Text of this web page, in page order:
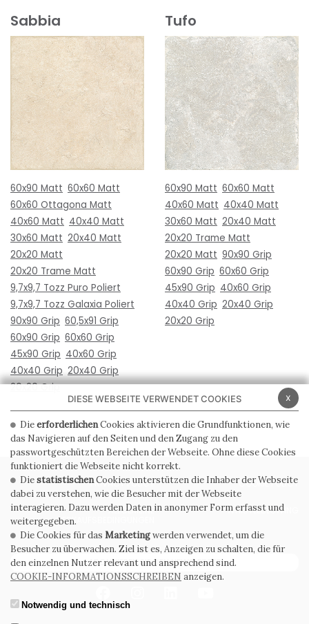
Sabbia
60x90 Matt 60x60 Matt
60x60 Ottagona Matt
40x60 Matt 40x40 Matt
30x60 Matt 20x40 Matt
20x20 Matt
20x20 Trame Matt
9,7x9,7 Tozz Puro Poliert
9,7x9,7 Tozz Galaxia Poliert
90x90 Grip 60,5x91 Grip
60x90 Grip 60x60 Grip
45x90 Grip 40x60 Grip
40x40 Grip 20x40 Grip
20x20 Grip
Tufo
60x90 Matt 60x60 Matt
40x60 Matt 40x40 Matt
30x60 Matt 20x40 Matt
20x20 Trame Matt
20x20 Matt 90x90 Grip
60x90 Grip 60x60 Grip
45x90 Grip 40x60 Grip
40x40 Grip 20x40 Grip
20x20 Grip
PRIVACY POLICY COOKIE POLICY
ALLGEMEINE
VERKAUFSBEDINGUNGEN
WHISTLEBLOWING
ABONNIEREN SIE DEN NEWSLETTER
x
DIESE WEBSEITE VERWENDET COOKIES
DieerforderlichenCookies aktivieren die Grundfunktionen, wie
das Navigieren auf den Seiten und den Zugang zu den
passwortgeschützten Bereichen der Webseite. Ohne diese Cookies
funktioniert die Webseite nicht korrekt.
DiestatistischenCookies unterstützen die Inhaber der Webseite
dabei zu verstehen, wie die Besucher mit der Webseite
interagieren. Dazu werden Daten in anonymer Form erfasst und
weitergegeben.
Die Cookies für das Marketingwerden verwendet, um die
Besucher zu überwachen. Ziel ist es, Anzeigen zu schalten, die für
den einzelnen Nutzer relevant und ansprechend sind.
COOKIE-INFORMATIONSSCHREIBEN anzeigen.
Notwendig und technisch